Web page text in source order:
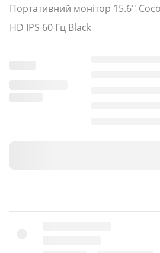
Портативний монітор 15.6''
HD IPS 60 Гц Black